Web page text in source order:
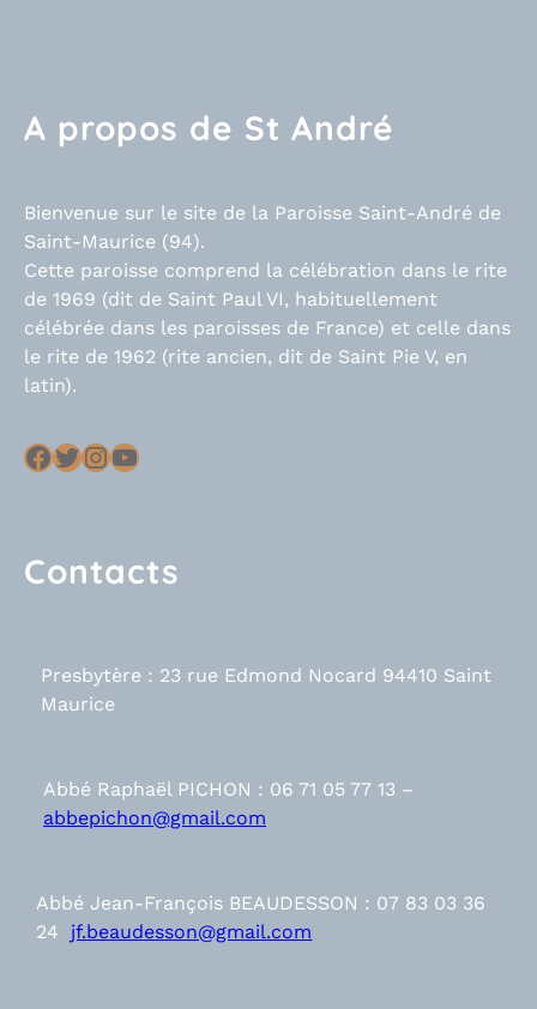
A propos de St André
Bienvenue sur le site de la Paroisse Saint-André de
Saint-Maurice (94).
Cette paroisse comprend la célébration dans le rite
de 1969 (dit de Saint Paul VI, habituellement
célébrée dans les paroisses de France) et celle dans
le rite de 1962 (rite ancien, dit de Saint Pie V, en
latin).
Facebook Twitter InstagramYouTube
Contacts
Presbytère : 23 rue Edmond Nocard 94410 Saint
Maurice
Abbé Raphaël PICHON : 06 71 05 77 13 –
abbepichon@gmail.com
Abbé Jean-François BEAUDESSON : 07 83 03 36
24 jf.beaudesson@gmail.com